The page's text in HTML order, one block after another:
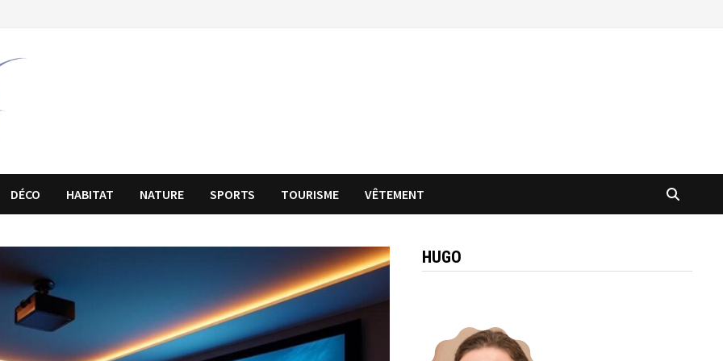
DÉCO HABITAT NATURE SPORTS TOURISME VÊTEMENT
HUGO